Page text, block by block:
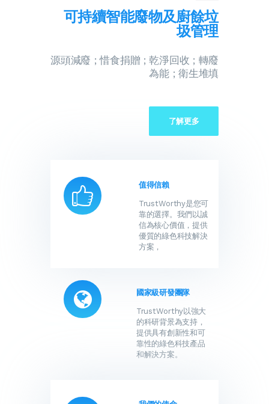
可持續智能廢物及廚餘垃
圾管理
源頭減廢 ; 惜食捐贈 ; 乾淨回收 ; 轉廢
為能 ; 衛生堆填
了解更多
值得信賴
TrustWorthy是您可
靠的選擇。我們以誠
信為核心價值，提供
優質的綠色科技解決
方案，
國家級研發團隊
TrustWorthy以強大
的科研背景為支持，
提供具有創新性和可
靠性的綠色科技產品
和解決方案。